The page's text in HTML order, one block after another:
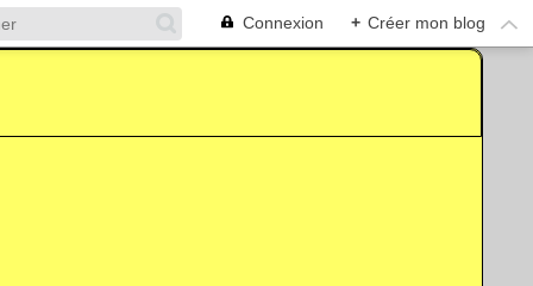
Connexion + Créer mon blog